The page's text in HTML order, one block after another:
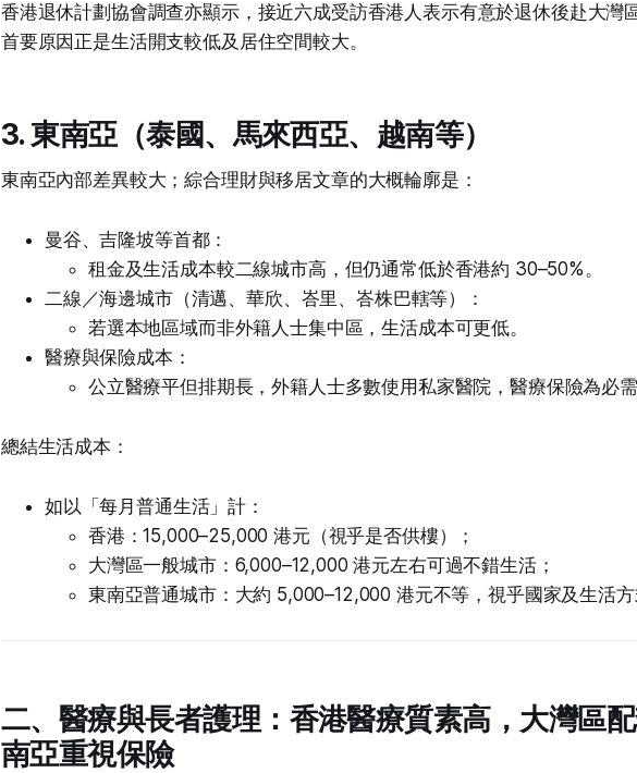
香港退休計劃協會調查亦顯示，接近六成受訪香港人表示有意於退休後赴大灣
首要原因正是生活開支較低及居住空間較大。
3. 東南亞（泰國、馬來西亞、越南等）
東南亞內部差異較大；綜合理財與移居文章的大概輪廓是：
曼谷、吉隆坡等首都：
租金及生活成本較二線城市高，但仍通常低於香港約 30–50%。
二線／海邊城市（清邁、華欣、峇里、峇株巴轄等）：
若選本地區域而非外籍人士集中區，生活成本可更低。
醫療與保險成本：
公立醫療平但排期長，外籍人士多數使用私家醫院，醫療保險為必需
總結生活成本：
如以「每月普通生活」計：
香港：15,000–25,000 港元（視乎是否供樓）；
大灣區一般城市：6,000–12,000 港元左右可過不錯生活；
東南亞普通城市：大約 5,000–12,000 港元不等，視乎國家及生活方
二、醫療與長者護理：香港醫療質素高，大灣區
南亞重視保險